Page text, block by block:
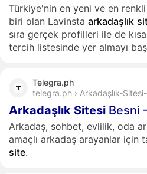
Türkiye'nin en yeni ve en renkli
biri olan Lavinsta arkadaşlık
sıra gerçek profilleri ile de kısa
tercih listesinde yer almayı
Telegra.ph
telegra.ph › Arkadaşlık-
Arkadaşlık Sitesi Besni
Arkadaş, sohbet, evlilik, oda
amaçlı arkadaş arayanlar için
site.